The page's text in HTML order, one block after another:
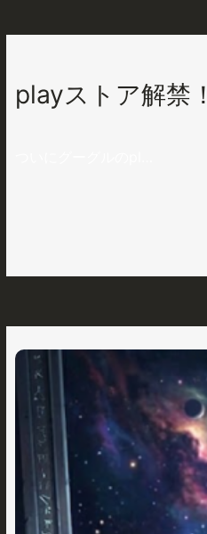
playストア解禁